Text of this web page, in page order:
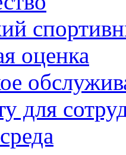
оценка
для